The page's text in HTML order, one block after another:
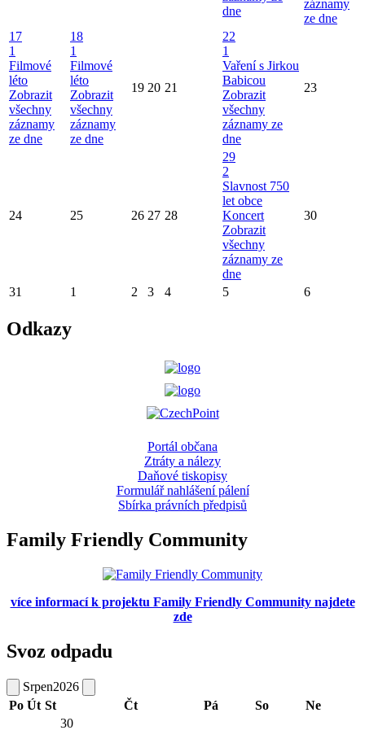
dne
záznamy
ze dne
17
1
Filmové
léto
Zobrazit
všechny
záznamy
ze dne
18
1
Filmové
léto
Zobrazit
všechny
záznamy
ze dne
19 20 21
22
1
Vaření s Jirkou
Babicou
Zobrazit
všechny
záznamy ze
dne
23
24 25 26 27 28
29
2
Slavnost 750
let obce
Koncert
Zobrazit
všechny
záznamy ze
dne
30
31 1 2 3 4 5 6
Odkazy
Portál občana
Ztráty a nálezy
Daňové tiskopisy
Formulář nahlášení pálení
Sbírka právních předpisů
Family Friendly Community
více informací k projektu Family Friendly Community najdete
zde
Svoz odpadu
Srpen2026
Po Út St Čt Pá So Ne
30